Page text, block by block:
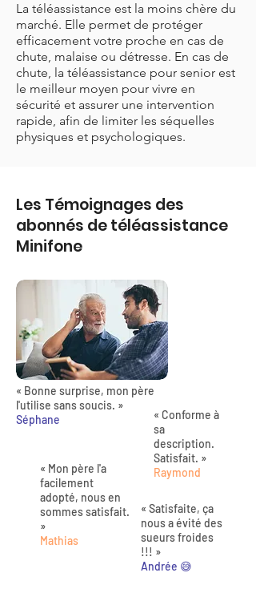
La téléassistance est la moins chère du
marché. Elle permet de protéger
efficacement votre proche en cas de
chute, malaise ou détresse. En cas de
chute, la téléassistance pour senior est
le meilleur moyen pour vivre en
sécurité et assurer une intervention
rapide, afin de limiter les séquelles
physiques et psychologiques.
Les Témoignages des
abonnés de téléassistance
Minifone
« Bonne surprise, mon père
l'utilise sans soucis. »
Séphane
« Mon père l'a
facilement
adopté, nous en
sommes satisfait.
»
Mathias
« Conforme à
sa
description.
Satisfait. »
Raymond
« Satisfaite, ça
nous a évité des
sueurs froides
!!! »
Andrée 😅